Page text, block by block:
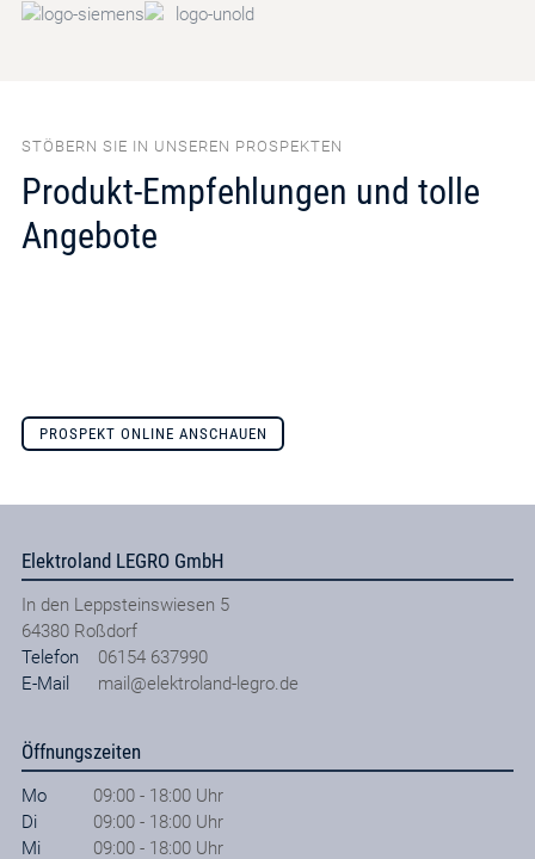
STÖBERN SIE IN UNSEREN PROSPEKTEN
Produkt-Empfehlungen und tolle
Angebote
PROSPEKT ONLINE ANSCHAUEN
Elektroland LEGRO GmbH
In den Leppsteinswiesen 5
64380 Roßdorf
Telefon
06154 637990
E-Mail
mail@elektroland-legro.de
Öffnungszeiten
Mo
09:00 - 18:00 Uhr
Di
09:00 - 18:00 Uhr
Mi
09:00 - 18:00 Uhr